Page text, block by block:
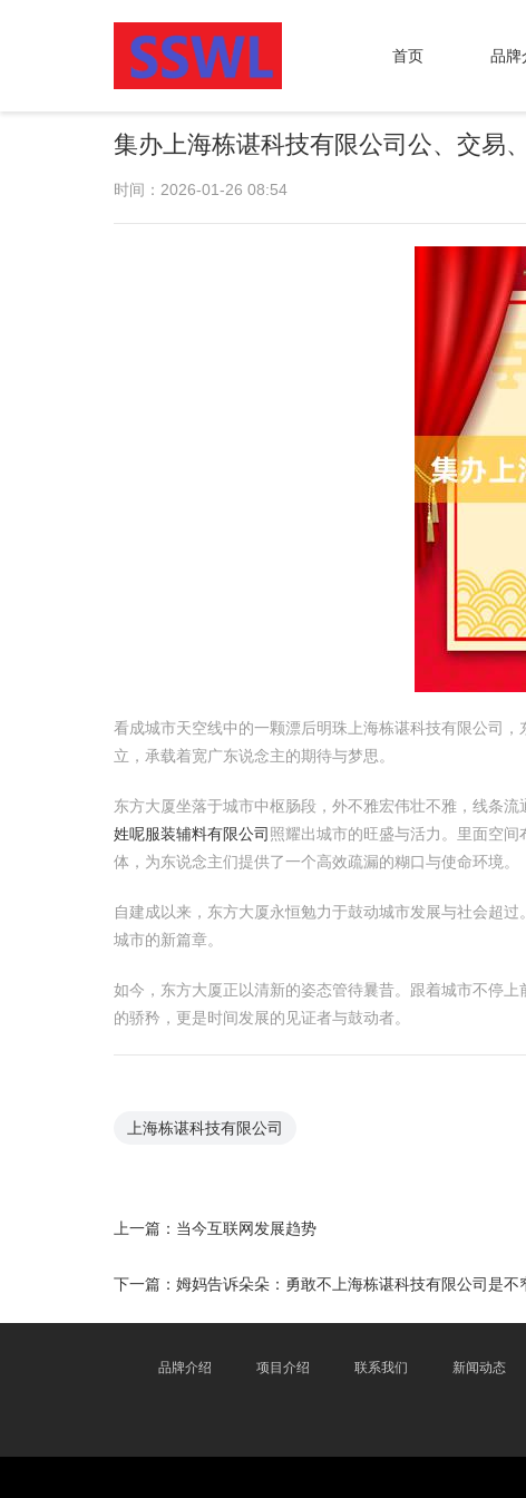
首页 品牌
集办上海栋谌科技有限公司公、交易
时间：2026-01-26 08:54
看成城市天空线中的一颗漂后明珠上海栋谌科技有限公司
立，承载着宽广东说念主的期待与梦思。
东方大厦坐落于城市中枢肠段，外不雅宏伟壮不雅，线条流
姓呢服装辅料有限公司 照耀出城市的旺盛与活力。里面空间
体，为东说念主们提供了一个高效疏漏的糊口与使命环境。
自建成以来，东方大厦永恒勉力于鼓动城市发展与社会超
城市的新篇章。
如今，东方大厦正以清新的姿态管待曩昔。跟着城市不停
的骄矜，更是时间发展的见证者与鼓动者。
上海栋谌科技有限公司
上一篇： 当今互联网发展趋势
下一篇： 姆妈告诉朵朵：勇敢不上海栋谌科技有限公司是不
品牌介绍 项目介绍 联系我们 新闻动态